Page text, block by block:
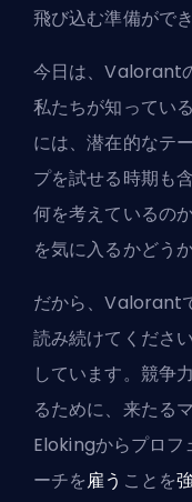
飛び込む準備がで
今日は、Valorant
私たちが知ってい
には、潜在的なテ
プを試せる時期も
何を考えているの
を気に入るかどう
だから、Valorant
読み続けてくださ
しています。競争
るために、来たる
Elokingからプロ
ーチを雇う ことを